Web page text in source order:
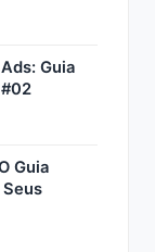
Guia
Guia